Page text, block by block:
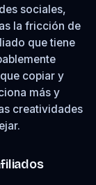
sociales,
la fricción de
que tiene
copiar y
más y
creatividades